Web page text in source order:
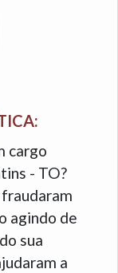
cargo
- TO?
agindo de
sua
a